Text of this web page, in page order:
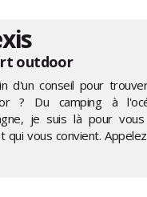
outdoor
d'un conseil pour
? Du camping à
je suis là pour
qui vous convient.